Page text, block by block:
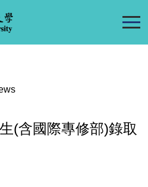
(含國際專修部)錄取